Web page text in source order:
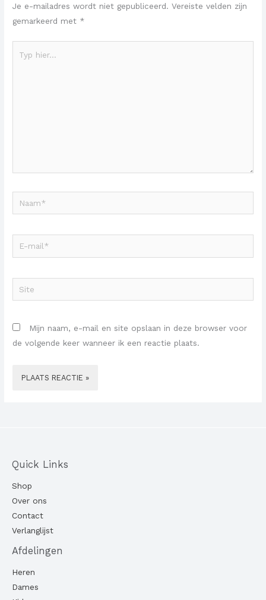
Je e-mailadres wordt niet gepubliceerd. Vereiste velden zijn
gemarkeerd met *
hier...
mail*
Site
Mijn naam, e-mail en site opslaan in deze browser voor
de volgende keer wanneer ik een reactie plaats.
Quick Links
Shop
Over ons
Contact
Verlanglijst
Afdelingen
Heren
Dames